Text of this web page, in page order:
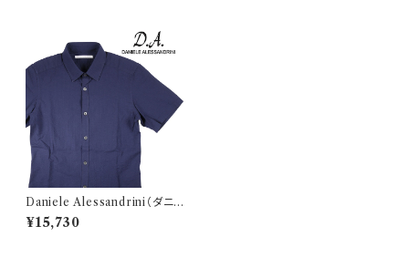
Daniele Alessandrini（ダニエ
レアレッサンドリーニ） 半袖シャ
ツ C1723B 20479
¥15,730